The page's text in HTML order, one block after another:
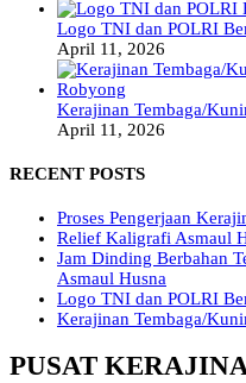
Logo TNI dan POLRI
April 11, 2026
Kerajinan Tembaga/
April 11, 2026
RECENT POSTS
Proses Pengerjaan
Relief Kaligrafi Asmaul
Jam Dinding Berbahan
Asmaul Husna
Logo TNI dan POLRI
Kerajinan Tembaga/
PUSAT